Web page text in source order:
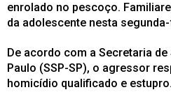
enrolado no pescoço.
da adolescente nesta
De acordo com a Secretaria
Paulo (SSP-SP), o agressor
homicídio qualificado e estupro.